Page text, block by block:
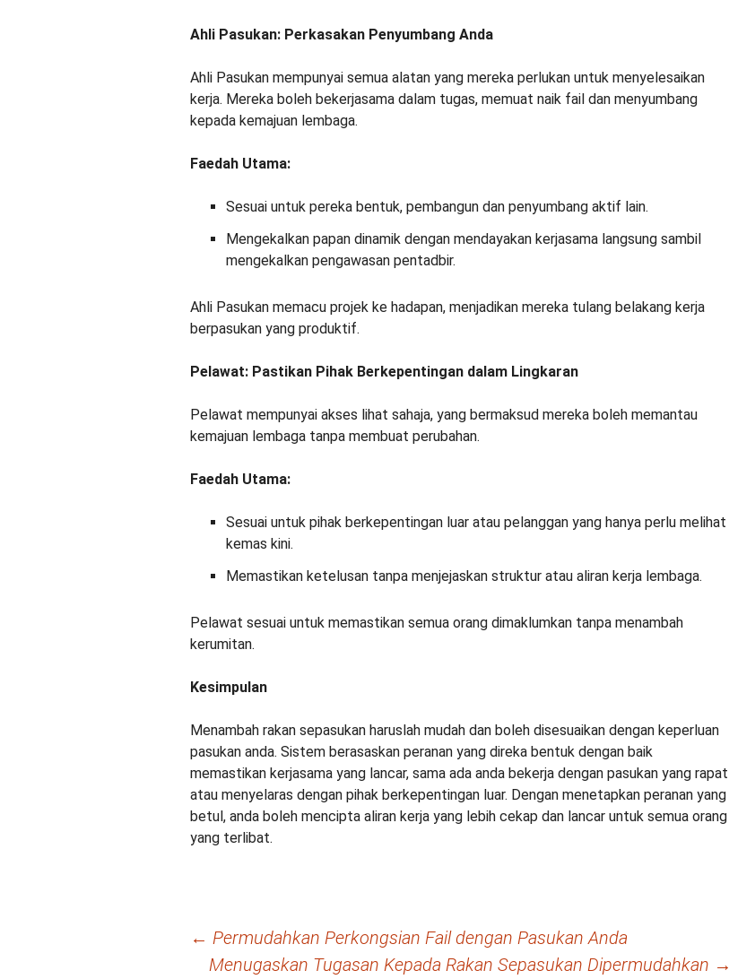
Ahli Pasukan: Perkasakan Penyumbang Anda
Ahli Pasukan mempunyai semua alatan yang mereka perlukan untuk menyelesaikan
kerja. Mereka boleh bekerjasama dalam tugas, memuat naik fail dan menyumbang
kepada kemajuan lembaga.
Faedah Utama:
Sesuai untuk pereka bentuk, pembangun dan penyumbang aktif lain.
Mengekalkan papan dinamik dengan mendayakan kerjasama langsung sambil
mengekalkan pengawasan pentadbir.
Ahli Pasukan memacu projek ke hadapan, menjadikan mereka tulang belakang kerja
berpasukan yang produktif.
Pelawat: Pastikan Pihak Berkepentingan dalam Lingkaran
Pelawat mempunyai akses lihat sahaja, yang bermaksud mereka boleh memantau
kemajuan lembaga tanpa membuat perubahan.
Faedah Utama:
Sesuai untuk pihak berkepentingan luar atau pelanggan yang hanya perlu melihat
kemas kini.
Memastikan ketelusan tanpa menjejaskan struktur atau aliran kerja lembaga.
Pelawat sesuai untuk memastikan semua orang dimaklumkan tanpa menambah
kerumitan.
Kesimpulan
Menambah rakan sepasukan haruslah mudah dan boleh disesuaikan dengan keperluan
pasukan anda. Sistem berasaskan peranan yang direka bentuk dengan baik
memastikan kerjasama yang lancar, sama ada anda bekerja dengan pasukan yang rapat
atau menyelaras dengan pihak berkepentingan luar. Dengan menetapkan peranan yang
betul, anda boleh mencipta aliran kerja yang lebih cekap dan lancar untuk semua orang
yang terlibat.
← Permudahkan Perkongsian Fail dengan Pasukan Anda
Menugaskan Tugasan Kepada Rakan Sepasukan Dipermudahkan →